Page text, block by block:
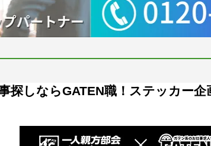
探しならGATEN職！ステッカー企